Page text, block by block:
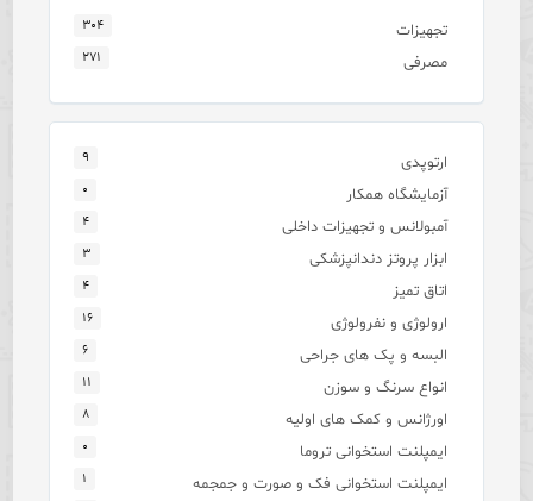
تجهیزات ۳۰۴
مصرفی ۲۷۱
ارتوپدی ۹
آزمایشگاه همکار ۰
آمبولانس و تجهیزات داخلی ۴
ابزار پروتز دندانپزشکی ۳
اتاق تمیز ۴
ارولوژی و نفرولوژی ۱۶
البسه و پک های جراحی ۶
انواع سرنگ و سوزن ۱۱
اورژانس و کمک های اولیه ۸
ایمپلنت استخوانی تروما ۰
ایمپلنت استخوانی فک و صورت و جمجمه ۱